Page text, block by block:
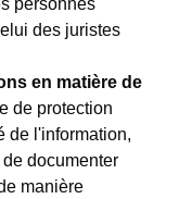
des juristes
en matière de
de protection
de l'information,
documenter
manière